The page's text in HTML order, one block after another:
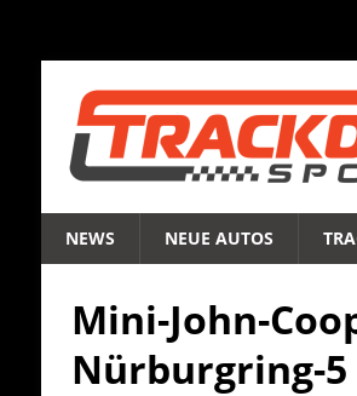
NEWS NEUE AUTOS
Mini-John-
Nürburgring-5